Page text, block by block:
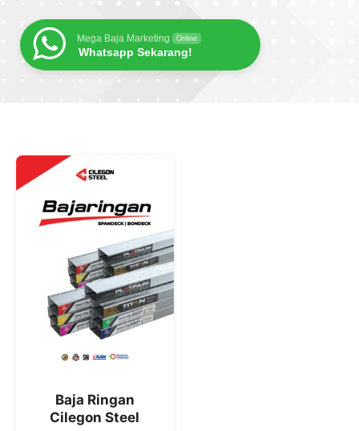
Mega Baja Marketing Online
Whatsapp Sekarang!
Baja Ringan
Cilegon Steel